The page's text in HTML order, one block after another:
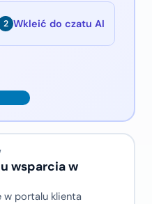
2 Wkleić do czatu AI
wsparcia w
w portalu klienta